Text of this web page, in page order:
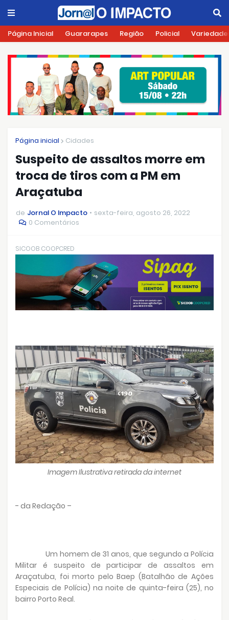
Página Inicial Guararapes Região Policial
Página inicial Cidades
Suspeito de assaltos morre em
troca de tiros com a PM em
Araçatuba
de Jornal O Impacto
sexta-feira, agosto 26, 2022
0 Comentários
SICOOB COOPCRED
Imagem Ilustrativa retirada da internet
- da Redação –
Um homem de 31 anos, que segundo a Polícia
Militar é suspeito de participar de assaltos em
Araçatuba, foi morto pelo Baep (Batalhão de Ações
Especiais de Polícia) na noite de quinta-feira (25), no
bairro Porto Real.